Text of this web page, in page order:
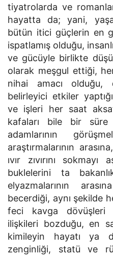
tiyatrolarda ve
hayatta da; yani,
bütün itici güçlerin en
ispatlamış olduğu,
ve gücüyle birlikte
olarak meşgul ettiği,
nihai amacı olduğu,
belirleyici etkiler
ve işleri her saat
kafaları bile bir süre
adamlarının
araştırmalarının
ıvır zıvırını
buklelerini ta
elyazmalarının
becerdiği, aynı şekilde
feci kavga dövüşleri
ilişkileri bozduğu, en
kimileyin hayatı ya
zenginliği, statü ve